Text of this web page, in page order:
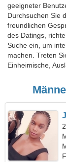
geeigneter
Durchsuchen Sie
freundlichen
des Datings,
Suche ein, um
machen. Treten
Einheimische,